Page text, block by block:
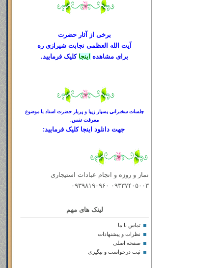
برخی از آثار حضرت
آیت الله العظمی نجابت شیرازی ره
برای مشاهده اینجا کلیک فرمایید.
جلسات سخنرانی بسیار زیبا و پربار حضرت استاد با موضوع
معرفت نفس.
جهت دانلود اینجا کلیک فرمایید:
نماز و روزه و انجام عبادات استیجاری
۰۹۳۳۷۴۰۵۰۰۳ ۰۹۳۹۸۱۹۰۹۶۰
لینک های مهم
تماس با ما
نظرات و پیشنهادات
صفحه اصلی
ثبت درخواست و پیگیری